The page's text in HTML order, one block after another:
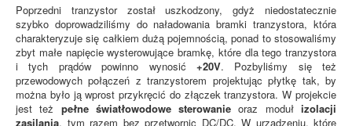
Poprzedni tranzystor został uszkodzony, gdyż niedostatecznie
szybko doprowadziliśmy do naładowania bramki tranzystora, która
charakteryzuje się całkiem dużą pojemnością, ponad to stosowaliśmy
zbyt małe napięcie wysterowujące bramkę, które dla tego tranzystora
i tych prądów powinno wynosić +20V. Pozbyliśmy się też
przewodowych połączeń z tranzystorem projektując płytkę tak, by
można było ją wprost przykręcić do złączek tranzystora. W projekcie
jest też pełne światłowodowe sterowanie oraz modułizolacji
zasilania, tym razem bez przetwornic DC/DC. W urządzeniu, które